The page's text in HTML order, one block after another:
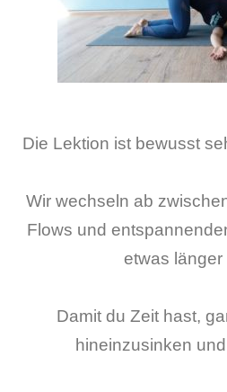
Die Lektion ist bewusst
Wir wechseln ab
Flows und
etwas länger
Damit du Zeit hast,
hineinzusinken